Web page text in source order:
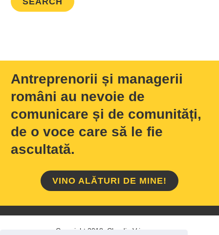
Antreprenorii și managerii
români au nevoie de
comunicare și de comunități,
de o voce care să le fie
ascultată.
VINO ALĂTURI DE MINE!
Copyright 2018 Claudiu Vrinceanu